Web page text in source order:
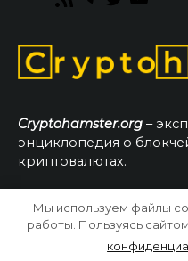
Cryptohamster.org –
энциклопедия о
криптовалютах.
© 2026
Мы используем файлы
работы. Пользуясь